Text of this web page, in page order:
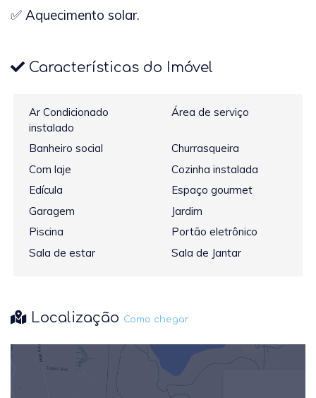
✅ Aquecimento solar.
Características do Imóvel
Ar Condicionado
instalado
Área de serviço
Banheiro social
Churrasqueira
Com laje
Cozinha instalada
Edícula
Espaço gourmet
Garagem
Jardim
Piscina
Portão eletrônico
Sala de estar
Sala de Jantar
Localização Como chegar